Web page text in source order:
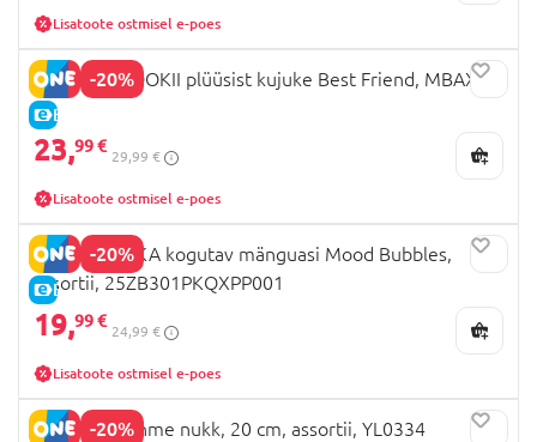
Lisatoote ostmisel e-poes
-20%
E-HIND
CREAM & COOKII plüüsist kujuke Best Friend, MBAXX
23,99 €
29,99 €
Lisatoote ostmisel e-poes
-20%
E-HIND
POUKAPOUKA kogutav mänguasi Mood Bubbles,
assortii, 25ZB301PKQXPP001
19,99 €
24,99 €
Lisatoote ostmisel e-poes
-20%
MIYOO 2 pehme nukk, 20 cm, assortii, YL0334